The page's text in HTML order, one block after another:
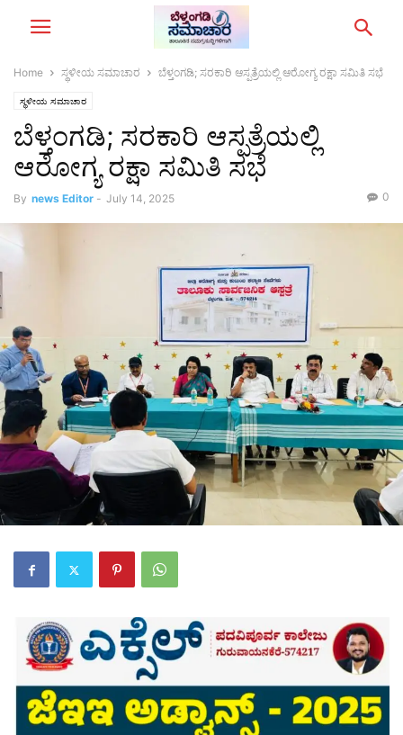
Home ಸ್ಥಳೀಯ ಸಮಾಚಾರ ಬೆಳ್ತಂಗಡಿ; ಸರಕಾರಿ ಆಸ್ಪತ್ರೆಯಲ್ಲಿ ಆರೋಗ್ಯ ರಕ್ಷಾ ಸಮಿತಿ ಸಭೆ
ಸ್ಥಳೀಯ ಸಮಾಚಾರ
ಬೆಳ್ತಂಗಡಿ; ಸರಕಾರಿ ಆಸ್ಪತ್ರೆಯಲ್ಲಿ
ಆರೋಗ್ಯ ರಕ್ಷಾ ಸಮಿತಿ ಸಭೆ
By news Editor - July 14, 2025 0